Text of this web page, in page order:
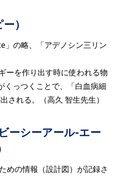
）
」の略、「アデノシン三リン
ーを作り出す時に使われる物
くっつくことで、「白血病細
される。（高久 智生先生）
ーシーアール-エー
めの情報（設計図）が記録さ